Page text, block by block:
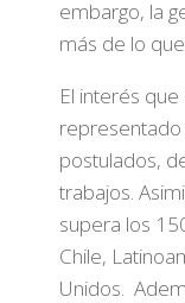
embargo, la
más de lo
El interés
postulados,
trabajos.
supera los
Chile,
Unidos.